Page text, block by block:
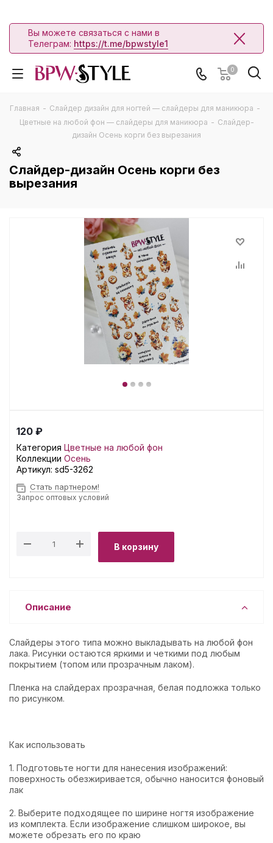
Вы можете связаться с нами в
Телеграм: https://t.me/bpwstyle1
0
Главная - Слайдер дизайн для ногтей — слайдеры для маникюра -
Цветные на любой фон — слайдеры для маникюра - Слайдер-
дизайн Осень корги без вырезания
Слайдер-дизайн Осень корги без
вырезания
120 ₽
Категория Цветные на любой фон
Коллекции Осень
Артикул: sd5-3262
Стать партнером!
Запрос оптовых условий
В корзину
Описание
Слайдеры этого типа можно выкладывать на любой фон
лака. Рисунки остаются яркими и четкими под любым
покрытием (топом или прозрачным лаком).
Пленка на слайдерах прозрачная, белая подложка только
по рисунком.
Как использовать
1. Подготовьте ногти для нанесения изображений:
поверхность обезжиривается, обычно наносится фоновый
лак
2. Выберите подходящее по ширине ногтя изображение
из комплекта. Если изображение слишком широкое, вы
можете обрезать его по краю